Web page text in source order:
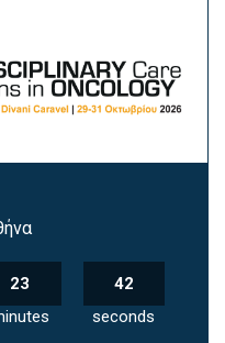
23
41
seconds